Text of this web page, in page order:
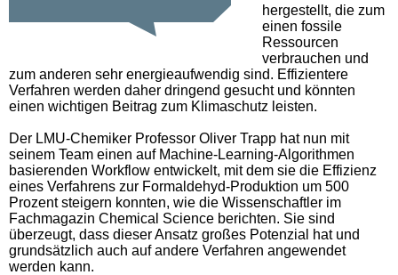
hergestellt, die zum
einen fossile
Ressourcen
verbrauchen und
zum anderen sehr energieaufwendig sind. Effizientere
Verfahren werden daher dringend gesucht und könnten
einen wichtigen Beitrag zum Klimaschutz leisten.
Der LMU-Chemiker Professor Oliver Trapp hat nun mit
seinem Team einen auf Machine-Learning-Algorithmen
basierenden Workflow entwickelt, mit dem sie die Effizienz
eines Verfahrens zur Formaldehyd-Produktion um 500
Prozent steigern konnten, wie die Wissenschaftler im
Fachmagazin Chemical Science berichten. Sie sind
überzeugt, dass dieser Ansatz großes Potenzial hat und
grundsätzlich auch auf andere Verfahren angewendet
werden kann.